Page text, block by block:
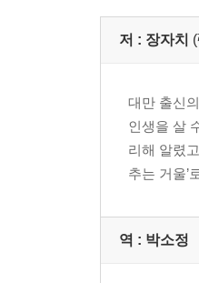
저 : 장자치
대만 출신
인생을 살
리해 알렸
추는 거울’
역 : 박소정